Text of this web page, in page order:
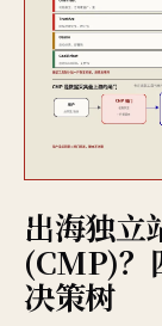
出海独立
(CMP)？
决策树